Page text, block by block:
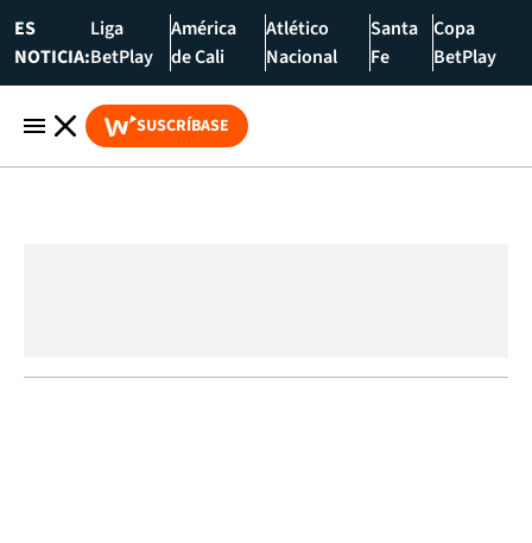
ES
NOTICIA:
Liga
BetPlay
América
de Cali
Atlético
Nacional
Santa
Fe
Copa
BetPlay
SUSCRÍBASE